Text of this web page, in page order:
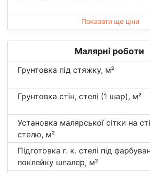
Показати ще ціни
Малярні роботи
Грунтовка під стяжку, м²
Грунтовка стін, стелі (1 шар), м²
Установка малярської сітки на
стелю, м²
Підготовка г. к. стелі під
поклейку шпалер, м²